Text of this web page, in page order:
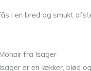
i en bred og smukt
fra Isager
er en lækker, blød